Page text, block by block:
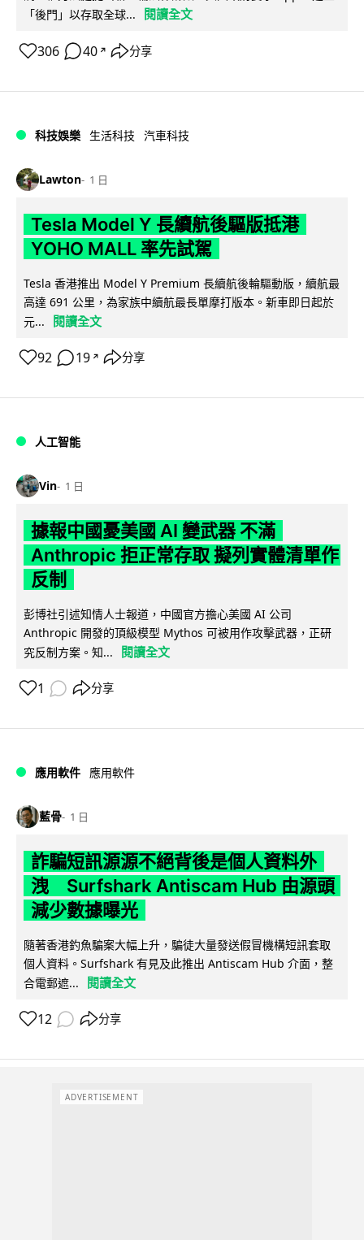
「後門」以存取全球...
閱讀全文
306 40 ↗ 分享
科技娛樂 生活科技 汽車科技
Lawton 1 日
Tesla Model Y 長續航後驅版抵港
YOHO MALL 率先試駕
Tesla 香港推出 Model Y Premium 長續航後輪驅動版，續航最
高達 691 公里，為家族中續航最長單摩打版本。新車即日起於
元...
閱讀全文
92 19 ↗ 分享
人工智能
Vin 1 日
據報中國憂美國 AI 變武器 不滿
Anthropic 拒正常存取 擬列實體清單作
反制
彭博社引述知情人士報道，中國官方擔心美國 AI 公司
Anthropic 開發的頂級模型 Mythos 可被用作攻擊武器，正研
究反制方案。知...
閱讀全文
1 分享
應用軟件 應用軟件
藍骨 1 日
詐騙短訊源源不絕背後是個人資料外
洩 Surfshark Antiscam Hub 由源頭
減少數據曝光
隨著香港釣魚騙案大幅上升，騙徒大量發送假冒機構短訊套取
個人資料。Surfshark 有見及此推出 Antiscam Hub 介面，整
合電郵遮...
閱讀全文
12 分享
ADVERTISEMENT